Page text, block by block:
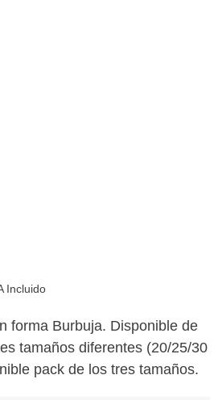
€
Incluido
forma Burbuja. Disponible de
tamaños diferentes (20/25/30
pack de los tres tamaños.